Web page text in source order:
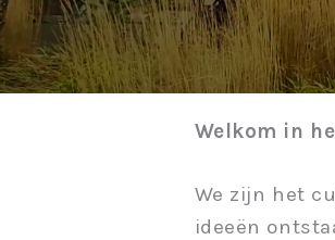
Welkom in
We zijn het
ideeën